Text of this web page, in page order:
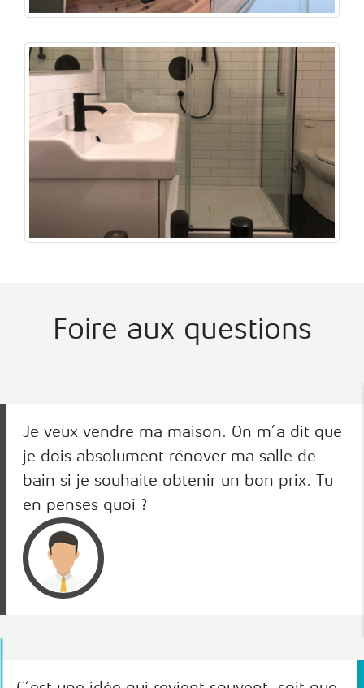
Foire aux questions
Je veux vendre ma maison. On m’a dit que
je dois absolument rénover ma salle de
bain si je souhaite obtenir un bon prix. Tu
en penses quoi ?